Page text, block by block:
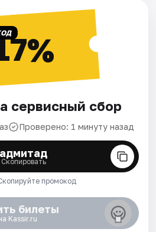
сервисный сбор
Проверено: 1 минуту назад
адмитад
Скопировать
промокод
билеты
Kassir.ru